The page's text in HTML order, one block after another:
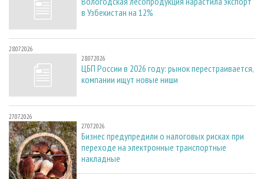
в Узбекистан на 12%
28.07.2026
28.07.2026
ЦБП России в 2026 году: рынок перестраивается,
компании ищут новые ниши
27.07.2026
27.07.2026
Бизнес предупредили о налоговых рисках при
переходе на электронные транспортные
накладные